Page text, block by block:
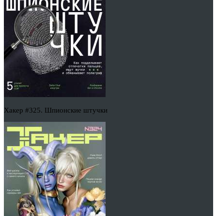
Хакер #325. Шпионские штучки